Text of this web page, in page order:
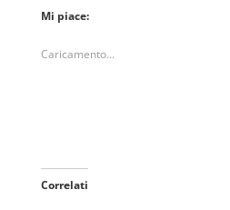
Mi piace:
Caricamento...
Correlati